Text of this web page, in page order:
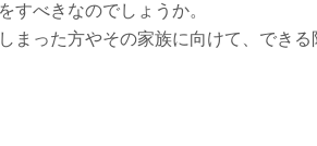
すべきなのでしょうか。
まった方やその家族に向けて、できる